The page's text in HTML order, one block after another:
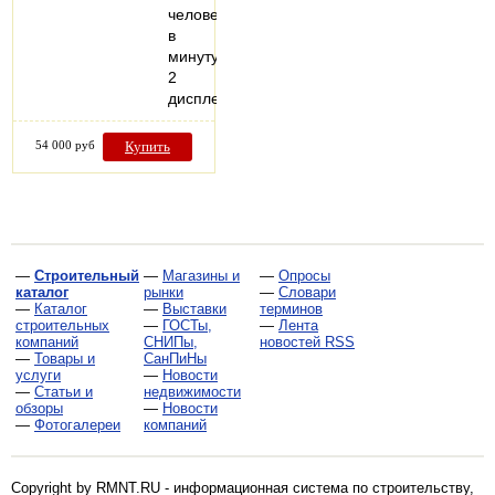
человек
в
минуту
2
дисплея.
54 000 руб Купить
— Строительный
каталог
— Каталог
строительных
компаний
— Товары и
услуги
— Статьи и
обзоры
— Фотогалереи
— Магазины и
рынки
— Выставки
— ГОСТы,
СНИПы,
СанПиНы
— Новости
недвижимости
— Новости
компаний
— Опросы
— Словари
терминов
— Лента
новостей RSS
Copyright by RMNT.RU - информационная система по строительству,